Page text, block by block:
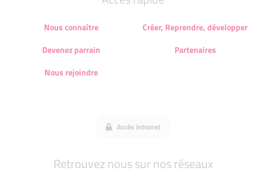
Nous connaître
Créer, Reprendre, développer
Devenez parrain
Partenaires
Nous rejoindre
Accès intranet
Retrouvez nous sur nos réseaux